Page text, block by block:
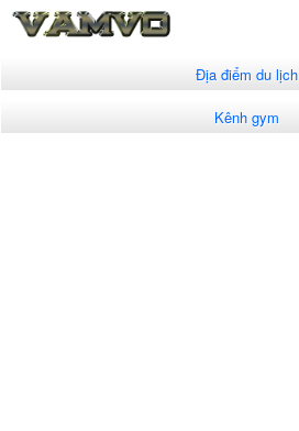
Địa điểm du lịch
Kênh gym